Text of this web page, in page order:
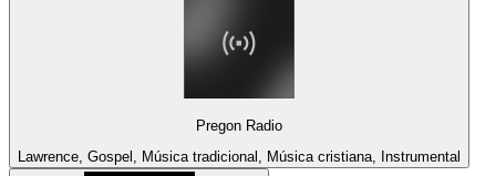
Pregon Radio
Lawrence, Gospel, Música tradicional, Música cristiana, Instrumental